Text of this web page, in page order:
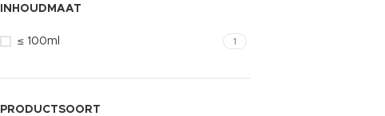
INHOUDMAAT
≤ 100ml 1
PRODUCTSOORT